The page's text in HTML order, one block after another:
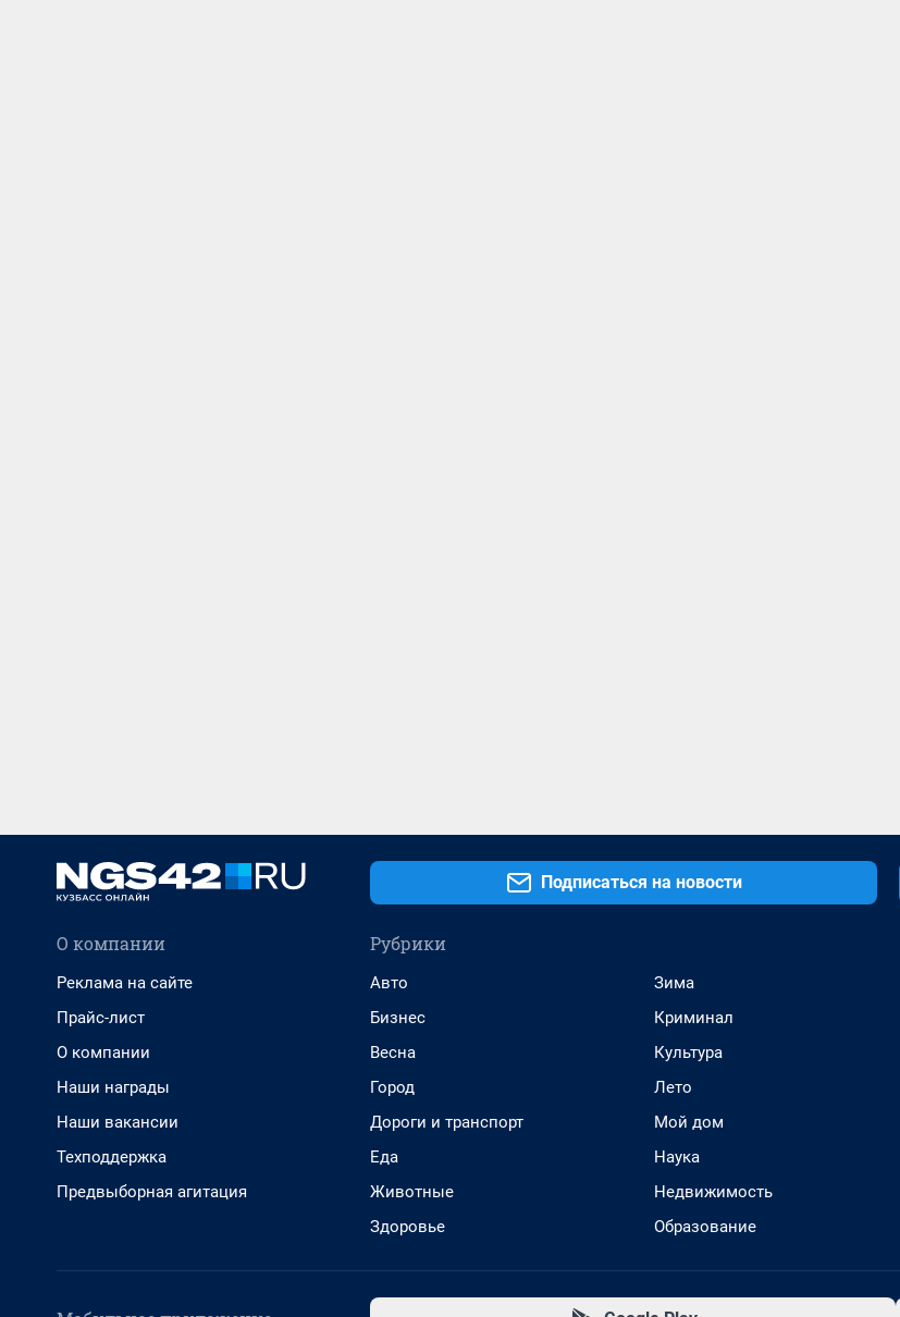
Подписаться на новости
О компании
Реклама на сайте
Прайс-лист
О компании
Наши награды
Наши вакансии
Техподдержка
Предвыборная агитация
Рубрики
Авто
Бизнес
Весна
Город
Дороги и транспорт
Еда
Животные
Здоровье
Зима
Криминал
Культура
Лето
Мой дом
Наука
Недвижимость
Образование